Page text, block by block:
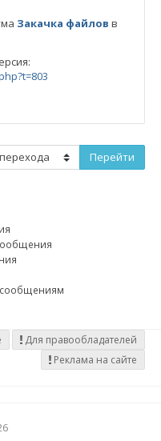
Закачка файлов в
сообщениям
Для правообладателей
Реклама на сайте